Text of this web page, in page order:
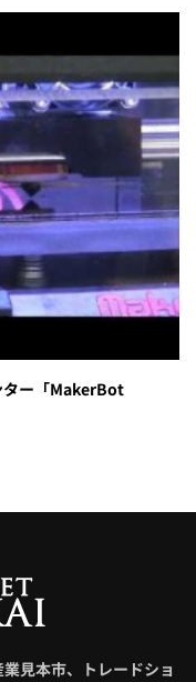
ター「MakerBot
見本市、トレードショ